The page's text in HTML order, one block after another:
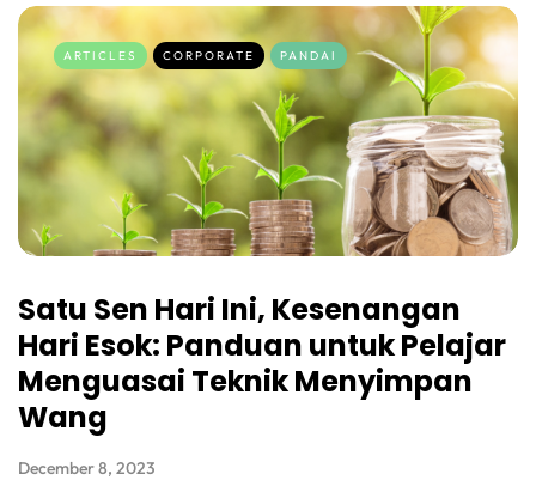
ARTICLES CORPORATE PANDAI
Satu Sen Hari Ini, Kesenangan
Hari Esok: Panduan untuk Pelajar
Menguasai Teknik Menyimpan
Wang
December 8, 2023